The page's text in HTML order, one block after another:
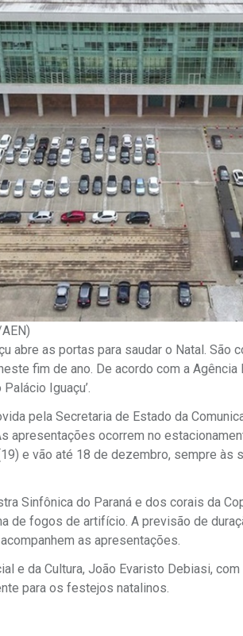
abre as portas para saudar o Natal. São
fim de ano. De acordo com a
Iguaçu’.
pela Secretaria de Estado da
apresentações ocorrem no
e vão até 18 de dezembro, sempre às
Sinfônica do Paraná e dos corais da
de fogos de artifício. A previsão de
as apresentações.
e da Cultura, João Evaristo Debiasi,
para os festejos natalinos.